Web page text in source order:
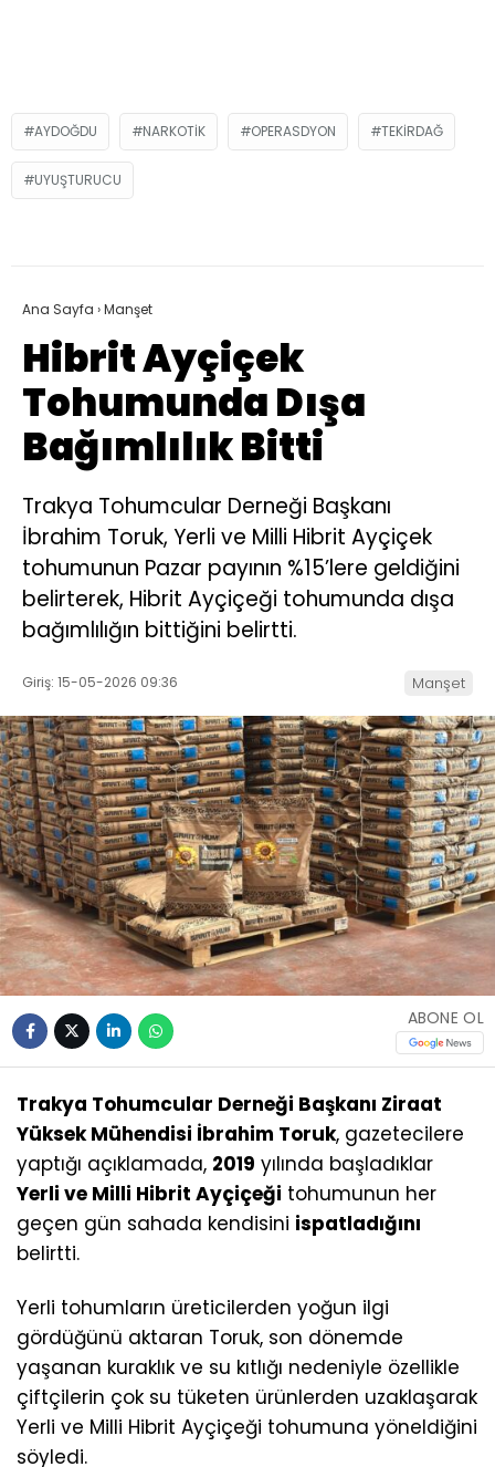
AYDOĞDU NARKOTIK OPERASDYON TEKIRDAĞ
UYUŞTURUCU
Ana Sayfa ›Manşet
Hibrit Ayçiçek
Tohumunda Dışa
Bağımlılık Bitti
Trakya Tohumcular Derneği Başkanı
İbrahim Toruk, Yerli ve Milli Hibrit Ayçiçek
tohumunun Pazar payının %15’lere geldiğini
belirterek, Hibrit Ayçiçeği tohumunda dışa
bağımlılığın bittiğini belirtti.
Giriş: 15-05-2026 09:36 Manşet
ABONE OL
Trakya Tohumcular Derneği Başkanı Ziraat
Yüksek Mühendisi İbrahim Toruk, gazetecilere
yaptığı açıklamada, 2019 yılında başladıklar
Yerli ve Milli Hibrit Ayçiçeği tohumunun her
geçen gün sahada kendisini ispatladığını
belirtti.
Yerli tohumların üreticilerden yoğun ilgi
gördüğünü aktaran Toruk, son dönemde
yaşanan kuraklık ve su kıtlığı nedeniyle özellikle
çiftçilerin çok su tüketen ürünlerden uzaklaşarak
Yerli ve Milli Hibrit Ayçiçeği tohumuna yöneldiğini
söyledi.